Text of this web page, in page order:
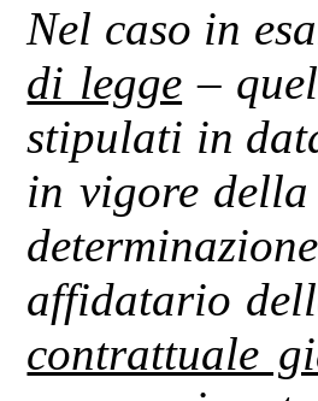
Nel caso in
di legge –
stipulati in
in vigore
affidatario
contrattuale